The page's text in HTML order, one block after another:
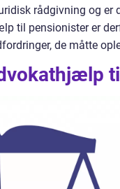
rådgivning og er
til pensionister er
de måtte